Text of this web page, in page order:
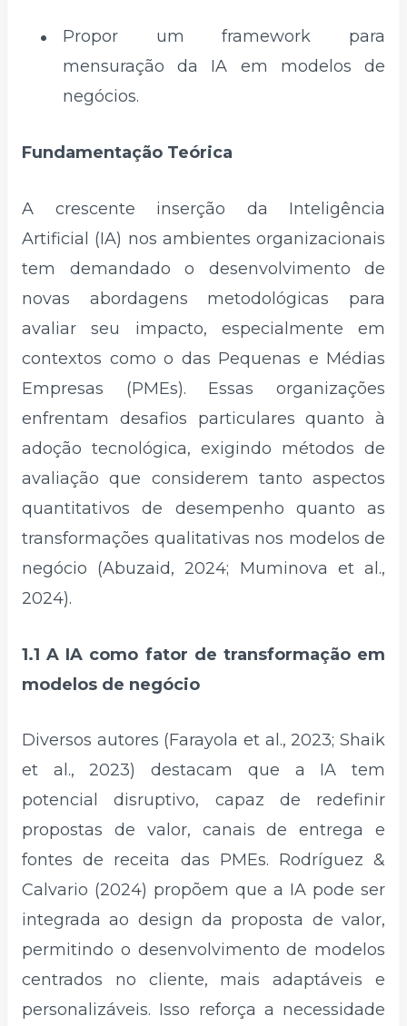
Propor um framework para
mensuração da IA em modelos de
negócios.
Fundamentação Teórica
A crescente inserção da Inteligência
Artificial (IA) nos ambientes organizacionais
tem demandado o desenvolvimento de
novas abordagens metodológicas para
avaliar seu impacto, especialmente em
contextos como o das Pequenas e Médias
Empresas (PMEs). Essas organizações
enfrentam desafios particulares quanto à
adoção tecnológica, exigindo métodos de
avaliação que considerem tanto aspectos
quantitativos de desempenho quanto as
transformações qualitativas nos modelos de
negócio (Abuzaid, 2024; Muminova et al.,
2024).
1.1 A IA como fator de transformação em
modelos de negócio
Diversos autores (Farayola et al., 2023; Shaik
et al., 2023) destacam que a IA tem
potencial disruptivo, capaz de redefinir
propostas de valor, canais de entrega e
fontes de receita das PMEs. Rodríguez &
Calvario (2024) propõem que a IA pode ser
integrada ao design da proposta de valor,
permitindo o desenvolvimento de modelos
centrados no cliente, mais adaptáveis e
personalizáveis. Isso reforça a necessidade